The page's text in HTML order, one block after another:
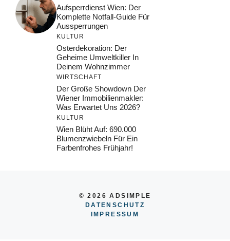
Aufsperrdienst Wien: Der
Komplette Notfall-Guide Für
Aussperrungen
KULTUR
Osterdekoration: Der
Geheime Umweltkiller In
Deinem Wohnzimmer
WIRTSCHAFT
Der Große Showdown Der
Wiener Immobilienmakler:
Was Erwartet Uns 2026?
KULTUR
Wien Blüht Auf: 690.000
Blumenzwiebeln Für Ein
Farbenfrohes Frühjahr!
© 2026 ADSIMPLE
DATENSCHUTZ
IMPRESSUM